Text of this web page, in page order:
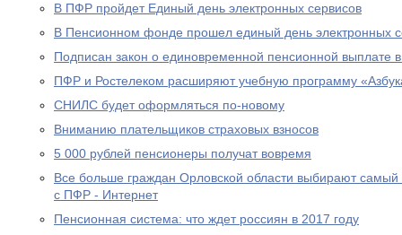
В ПФР пройдет Единый день электронных сервисов
В Пенсионном фонде прошел единый день электронных
Подписан закон о единовременной пенсионной выплате
ПФР и Ростелеком расширяют учебную программу
СНИЛС будет оформляться по-новому
Вниманию плательщиков страховых взносов
5 000 рублей пенсионеры получат вовремя
Все больше граждан Орловской области выбирают
с ПФР - Интернет
Пенсионная система: что ждет россиян в 2017 году